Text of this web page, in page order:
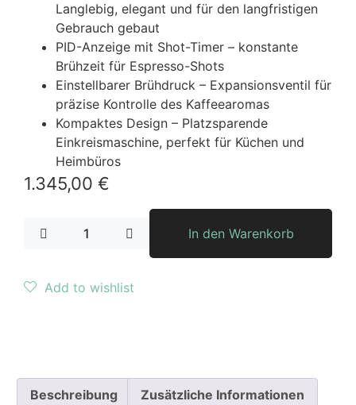
Langlebig, elegant und für den langfristigen
Gebrauch gebaut
PID-Anzeige mit Shot-Timer – konstante
Brühzeit für Espresso-Shots
Einstellbarer Brühdruck – Expansionsventil für
präzise Kontrolle des Kaffeearomas
Kompaktes Design – Platzsparende
Einkreismaschine, perfekt für Küchen und
Heimbüros
1.345,00 €
In den Warenkorb
Add to wishlist
Beschreibung Zusätzliche Informationen